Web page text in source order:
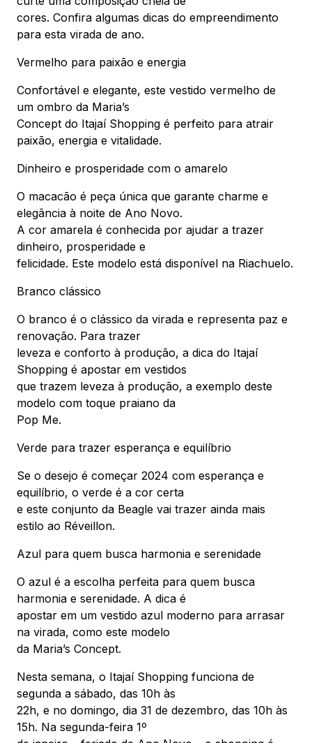
cores. Confira algumas dicas do empreendimento
para esta virada de ano.
Vermelho para paixão e energia
Confortável e elegante, este vestido vermelho de
um ombro da Maria’s
Concept do Itajaí Shopping é perfeito para atrair
paixão, energia e vitalidade.
Dinheiro e prosperidade com o amarelo
O macacão é peça única que garante charme e
elegância à noite de Ano Novo.
A cor amarela é conhecida por ajudar a trazer
dinheiro, prosperidade e
felicidade. Este modelo está disponível na Riachuelo.
Branco clássico
O branco é o clássico da virada e representa paz e
renovação. Para trazer
leveza e conforto à produção, a dica do Itajaí
Shopping é apostar em vestidos
que trazem leveza à produção, a exemplo deste
modelo com toque praiano da
Pop Me.
Verde para trazer esperança e equilíbrio
Se o desejo é começar 2024 com esperança e
equilíbrio, o verde é a cor certa
e este conjunto da Beagle vai trazer ainda mais
estilo ao Réveillon.
Azul para quem busca harmonia e serenidade
O azul é a escolha perfeita para quem busca
harmonia e serenidade. A dica é
apostar em um vestido azul moderno para arrasar
na virada, como este modelo
da Maria’s Concept.
Nesta semana, o Itajaí Shopping funciona de
segunda a sábado, das 10h às
22h, e no domingo, dia 31 de dezembro, das 10h às
15h. Na segunda-feira 1º